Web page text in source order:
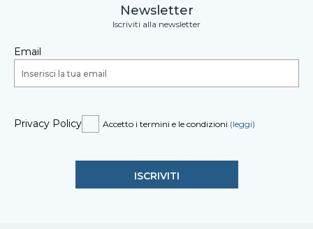
Newsletter
Iscriviti alla newsletter
Email
Privacy Policy Accetto i termini e le condizioni (leggi)